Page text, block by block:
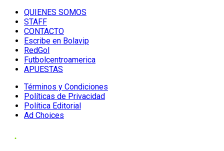
QUIENES SOMOS
STAFF
CONTACTO
Escribe en Bolavip
RedGol
Futbolcentroamerica
APUESTAS
Términos y Condiciones
Políticas de Privacidad
Política Editorial
Ad Choices